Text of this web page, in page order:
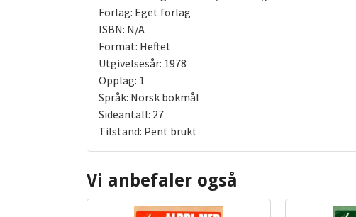
Forlag: Eget forlag
ISBN: N/A
Format: Heftet
Utgivelsesår: 1978
Opplag: 1
Språk: Norsk bokmål
Sideantall: 27
Tilstand: Pent brukt
Vi anbefaler også